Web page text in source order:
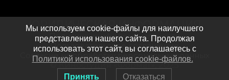
ЮРИДИЧЕСКАЯ ИНФОРМАЦИЯ
Политика конфиденциальности
Пользовательское соглашение
Согласие на обработку персональных данных
© Киностудия «Формат», 2025
Мы используем cookie-файлы для наилучшего
представления нашего сайта. Продолжая
использовать этот сайт, вы соглашаетесь с
Политикой использования cookie-файлов.
Принять Отказаться